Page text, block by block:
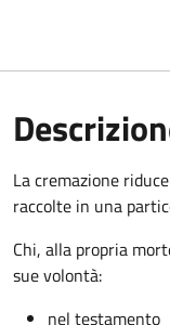
La cremazione
raccolte in una
Chi, alla propria
sue volontà:
nel testamento